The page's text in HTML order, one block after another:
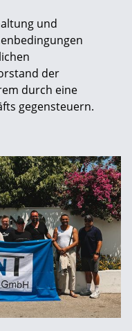
und
der
durch eine
gegensteuern.